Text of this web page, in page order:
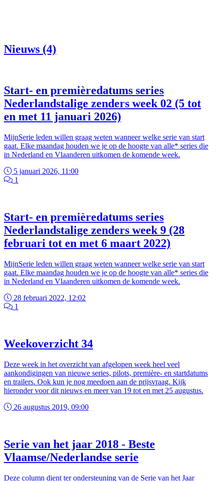
Nieuws (4)
Start- en premièredatums series
Nederlandstalige zenders week 02 (5 tot
en met 11 januari 2026)
MijnSerie leden willen graag weten wanneer welke serie van start
gaat. Elke maandag houden we je op de hoogte van alle* series die
in Nederland en Vlaanderen uitkomen de komende week.
5 januari 2026, 11:00
1
Start- en premièredatums series
Nederlandstalige zenders week 9 (28
februari tot en met 6 maart 2022)
MijnSerie leden willen graag weten wanneer welke serie van start
gaat. Elke maandag houden we je op de hoogte van alle* series die
in Nederland en Vlaanderen uitkomen de komende week.
28 februari 2022, 12:02
1
Weekoverzicht 34
Deze week in het overzicht van afgelopen week heel veel
aankondigingen van nieuwe series, pilots, première- en startdatums
en trailers. Ook kun je nog meedoen aan de prijsvraag. Kijk
hieronder voor dit nieuws en meer van 19 tot en met 25 augustus.
26 augustus 2019, 09:00
Serie van het jaar 2018 - Beste
Vlaamse/Nederlandse serie
Deze column dient ter ondersteuning van de Serie van het Jaar